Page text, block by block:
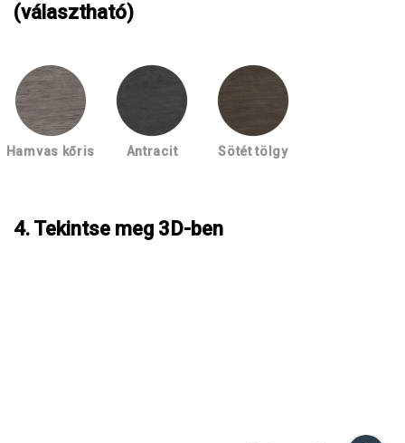
(választható)
Hamvas kőris Antracit Sötét tölgy
4. Tekintse meg 3D-ben